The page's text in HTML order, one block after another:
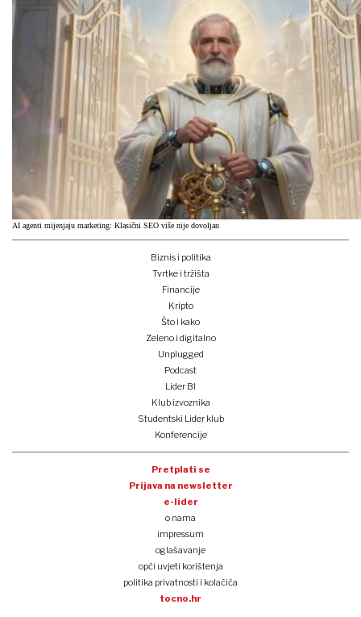
AI agenti mijenjaju marketing: Klasični SEO više nije dovoljan
Biznis i politika
Tvrtke i tržišta
Financije
Kripto
Što i kako
Zeleno i digitalno
Unplugged
Podcast
Lider BI
Klub izvoznika
Studentski Lider klub
Konferencije
Pretplati se
Prijava na newsletter
e-lider
o nama
impressum
oglašavanje
opći uvjeti korištenja
politika privatnosti i kolačića
tocno.hr